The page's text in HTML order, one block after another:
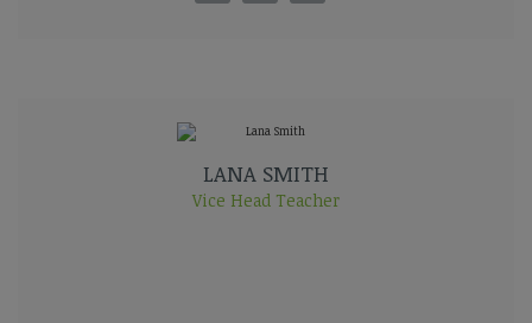
LANA SMITH
Vice Head Teacher